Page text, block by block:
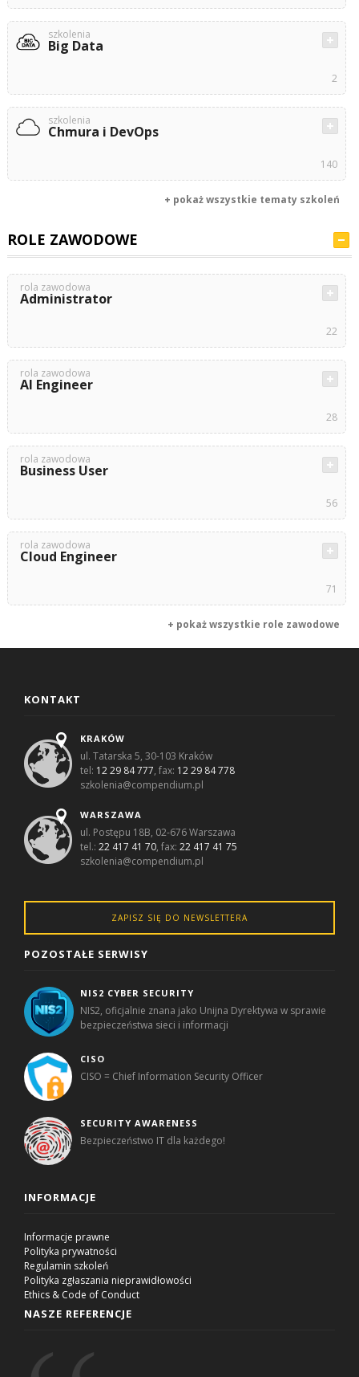
szkolenia
Big Data
2
szkolenia
Chmura i DevOps
140
+ pokaż wszystkie tematy szkoleń
ROLE ZAWODOWE
rola zawodowa
Administrator
22
rola zawodowa
AI Engineer
28
rola zawodowa
Business User
56
rola zawodowa
Cloud Engineer
71
+ pokaż wszystkie role zawodowe
KONTAKT
KRAKÓW
ul. Tatarska 5, 30-103 Kraków
tel: 12 29 84 777, fax: 12 29 84 778
szkolenia@compendium.pl
WARSZAWA
ul. Postępu 18B, 02-676 Warszawa
tel.:22 417 41 70, fax:22 417 41 75
szkolenia@compendium.pl
ZAPISZ SIĘ DO NEWSLETTERA
POZOSTAŁE SERWISY
NIS2 CYBER SECURITY
NIS2, oficjalnie znana jako Unijna Dyrektywa w sprawie
bezpieczeństwa sieci i informacji
CISO
CISO = Chief Information Security Officer
SECURITY AWARENESS
Bezpieczeństwo IT dla każdego!
INFORMACJE
Informacje prawne
Polityka prywatności
Regulamin szkoleń
Polityka zgłaszania nieprawidłowości
Ethics & Code of Conduct
NASZE REFERENCJE